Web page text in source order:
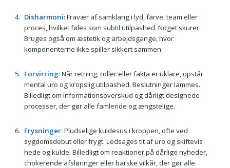
Disharmoni: Fravær af samklang i lyd, farve, team eller
proces, hvilket føles som subtil utilpashed. Noget skurer.
Bruges også om æstetik og arbejdsgange, hvor
komponenterne ikke spiller sikkert sammen.
Forvirring: Når retning, roller eller fakta er uklare, opstår
mental uro og kropslig utilpashed. Beslutninger lammes.
Billedligt om informationsoverskud og dårligt designede
processer, der gør alle famlende og ængstelige.
Frysninger: Pludselige kuldesus i kroppen, ofte ved
sygdomsdebut eller frygt. Ledsages tit af uro og skiftevis
hede og kulde. Billedligt om reaktioner på dårlige nyheder,
chokerende afsløringer eller barske vilkår, der gør alle